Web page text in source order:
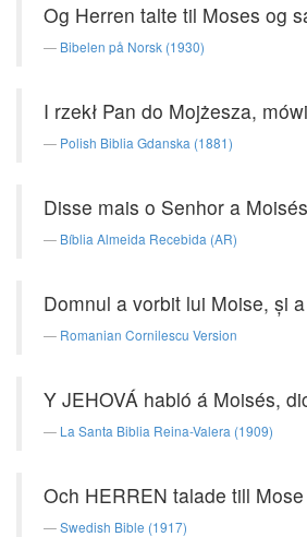
Og Herren talte til Moses og
Bibelen på Norsk (1930)
I rzekł Pan do Mojżesza,
Polish Biblia Gdanska (1881)
Disse mais o Senhor a
Bíblia Almeida Recebida (AR)
Domnul a vorbit lui Moise, şi
Romanian Cornilescu Version
Y JEHOVÁ habló á Moisés,
La Santa Biblia Reina-Valera (1909)
Och HERREN talade till
Swedish Bible (1917)